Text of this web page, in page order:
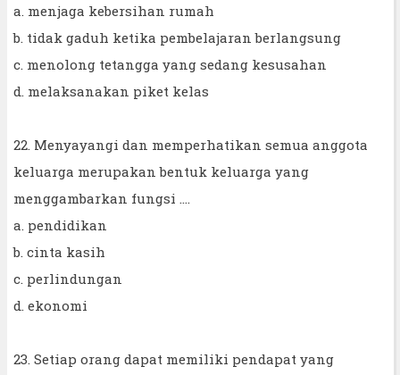
a. menjaga kebersihan rumah
b. tidak gaduh ketika pembelajaran berlangsung
c. menolong tetangga yang sedang kesusahan
d. melaksanakan piket kelas
22. Menyayangi dan memperhatikan semua anggota
keluarga merupakan bentuk keluarga yang
menggambarkan fungsi ....
a. pendidikan
b. cinta kasih
c. perlindungan
d. ekonomi
23. Setiap orang dapat memiliki pendapat yang